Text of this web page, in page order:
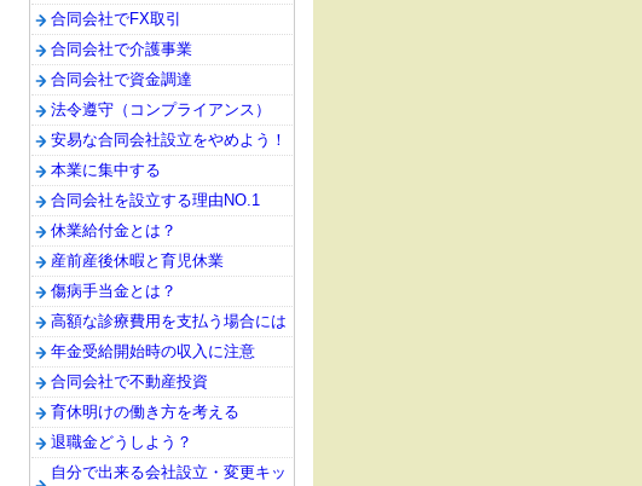
合同会社でFX取引
合同会社で介護事業
合同会社で資金調達
法令遵守（コンプライアンス）
安易な合同会社設立をやめよう！
本業に集中する
合同会社を設立する理由NO.1
休業給付金とは？
産前産後休暇と育児休業
傷病手当金とは？
高額な診療費用を支払う場合には
年金受給開始時の収入に注意
合同会社で不動産投資
育休明けの働き方を考える
退職金どうしよう？
自分で出来る会社設立・変更キッ